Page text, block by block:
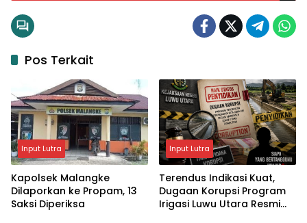
Pos Terkait
Input Lutra
Kapolsek Malangke
Dilaporkan ke Propam, 13
Saksi Diperiksa
Input Lutra
Terendus Indikasi Kuat,
Dugaan Korupsi Program
Irigasi Luwu Utara Resmi